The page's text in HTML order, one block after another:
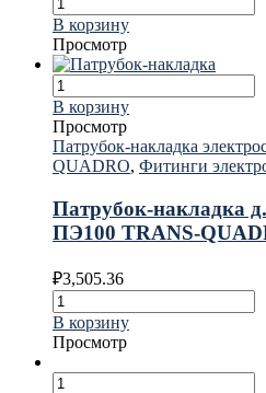
В корзину
Просмотр
В корзину
Просмотр
Патрубок-накладка
QUADRO, Фитинги
Патрубок-накладка
ПЭ100 TRANS-
₽3,505.36
В корзину
Просмотр